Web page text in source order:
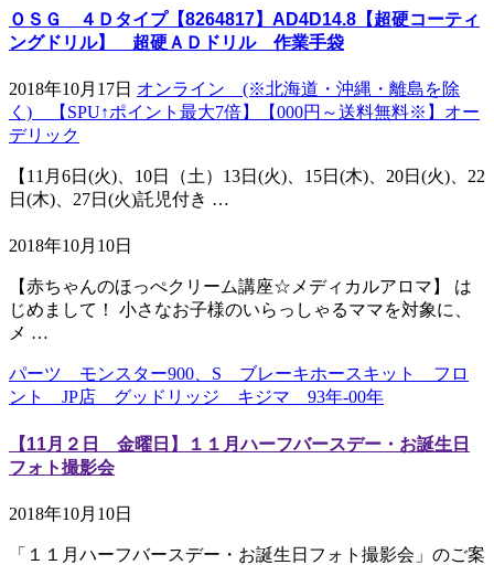
ＯＳＧ ４Ｄタイプ【8264817】AD4D14.8【超硬コーティ
ングドリル】 超硬ＡＤドリル 作業手袋
2018年10月17日 オンライン (※北海道・沖縄・離島を除
く) 【SPU↑ポイント最大7倍】【000円～送料無料※】オー
デリック
【11月6日(火)、10日（土）13日(火)、15日(木)、20日(火)、22
日(木)、27日(火)託児付き …
2018年10月10日
【赤ちゃんのほっぺクリーム講座☆メディカルアロマ】 は
じめまして！ 小さなお子様のいらっしゃるママを対象に、
メ …
パーツ モンスター900、S ブレーキホースキット フロ
ント JP店 グッドリッジ キジマ 93年-00年
【11月２日 金曜日】１１月ハーフバースデー・お誕生日
フォト撮影会
2018年10月10日
「１１月ハーフバースデー・お誕生日フォト撮影会」のご案